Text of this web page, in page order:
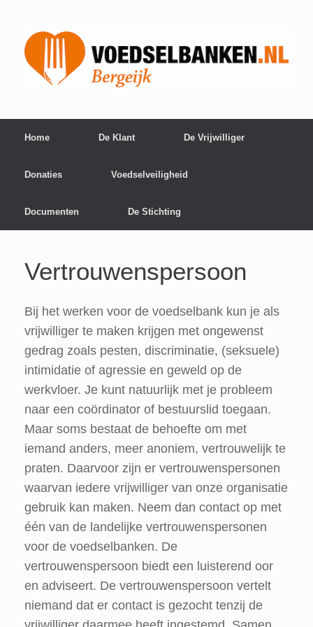
Home De Klant De Vrijwilliger
Donaties Voedselveiligheid
Documenten De Stichting
Vertrouwenspersoon
Bij het werken voor de voedselbank kun je als
vrijwilliger te maken krijgen met ongewenst
gedrag zoals pesten, discriminatie, (seksuele)
intimidatie of agressie en geweld op de
werkvloer. Je kunt natuurlijk met je probleem
naar een coördinator of bestuurslid toegaan.
Maar soms bestaat de behoefte om met
iemand anders, meer anoniem, vertrouwelijk te
praten. Daarvoor zijn er vertrouwenspersonen
waarvan iedere vrijwilliger van onze organisatie
gebruik kan maken. Neem dan contact op met
één van de landelijke vertrouwenspersonen
voor de voedselbanken. De
vertrouwenspersoon biedt een luisterend oor
en adviseert. De vertrouwenspersoon vertelt
niemand dat er contact is gezocht tenzij de